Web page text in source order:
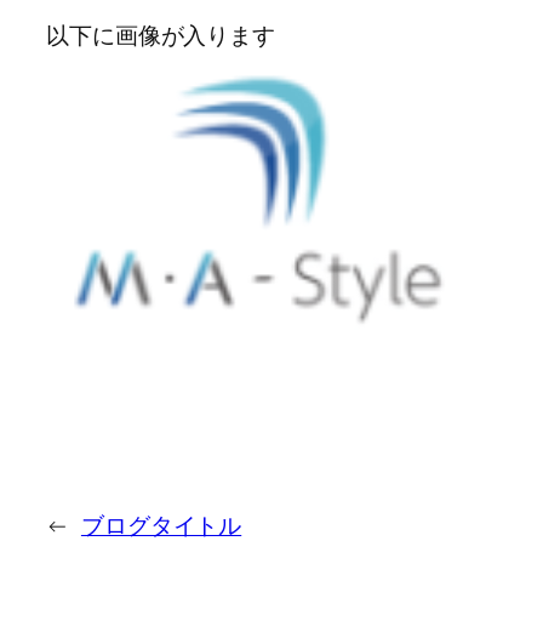
以下に画像が入ります
← ブログタイトル